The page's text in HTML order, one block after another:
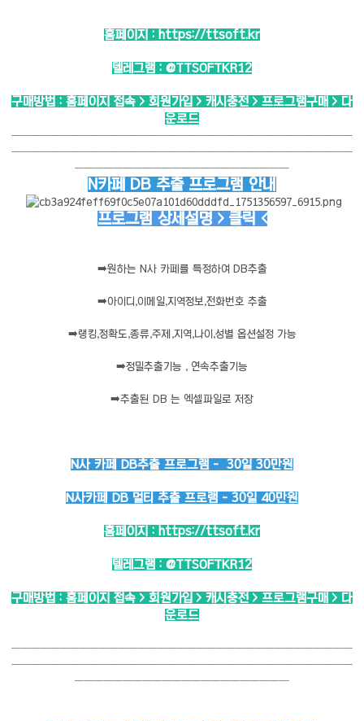
홈페이지 : https://ttsoft.kr
텔레그램 : @TTSOFTKR12
구매방법 : 홈페이지 접속 > 회원가입 > 캐시충전 > 프로그램구매 > 다
운로드
───────────────────────────────────
───────────────────────────────────
──────────────────────
N카페 DB 추출 프로그램 안내
프로그램 상세설명 > 클릭 <
➡️원하는 N사 카페를 특정하여 DB추출
➡️아이디,이메일,지역정보,전화번호 추출
➡️랭킹,정확도,종류,주제,지역,나이,성별 옵션설정 가능
➡️정밀추출기능 , 연속추출기능
➡️추출된 DB 는 엑셀파일로 저장
N사 카페 DB추출 프로그램 - 30일 30만원
N사카페 DB 멀티 추출 프로램 - 30일 40만원
홈페이지 : https://ttsoft.kr
텔레그램 : @TTSOFTKR12
구매방법 : 홈페이지 접속 > 회원가입 > 캐시충전 > 프로그램구매 > 다
운로드
───────────────────────────────────
───────────────────────────────────
──────────────────────